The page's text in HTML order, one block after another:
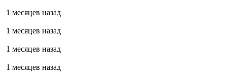
1 месяцев назад
1 месяцев назад
1 месяцев назад
1 месяцев назад